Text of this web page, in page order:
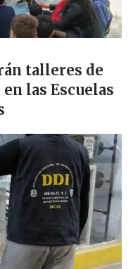
talleres de
las Escuelas